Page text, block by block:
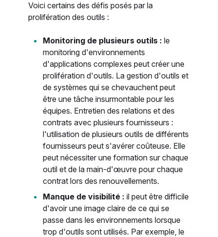
Voici certains des défis posés par la
prolifération des outils :
Monitoring de plusieurs outils : le
monitoring d'environnements
d'applications complexes peut créer une
prolifération d'outils. La gestion d'outils et
de systèmes qui se chevauchent peut
être une tâche insurmontable pour les
équipes. Entretien des relations et des
contrats avec plusieurs fournisseurs :
l'utilisation de plusieurs outils de différents
fournisseurs peut s'avérer coûteuse. Elle
peut nécessiter une formation sur chaque
outil et de la main-d'œuvre pour chaque
contrat lors des renouvellements.
Manque de visibilité : il peut être difficile
d'avoir une image claire de ce qui se
passe dans les environnements lorsque
trop d'outils sont utilisés. Par exemple, le